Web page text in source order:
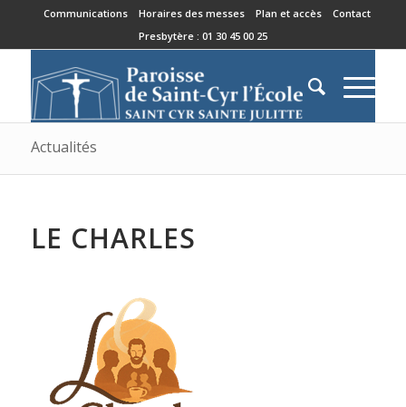
Communications Horaires des messes Plan et accès
Contact
Presbytère : 01 30 45 00 25
Actualités
LE CHARLES